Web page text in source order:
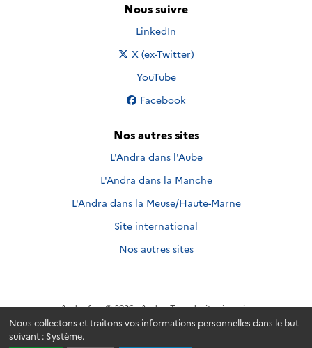
Nous collectons et traitons vos informations personnelles dans le but
suivant : Système.
Nous suivre
Nous suivre sur
LinkedIn
Nous suivre sur
X (ex-Twitter)
Nous suivre sur
YouTube
Nous suivre sur
Facebook
Nos autres sites
L'Andra dans l'Aube
L'Andra dans la Manche
L'Andra dans la Meuse/Haute-Marne
Site international
Nos autres sites
Andra.fr © 2026 - Andra. Tous droits réservés.